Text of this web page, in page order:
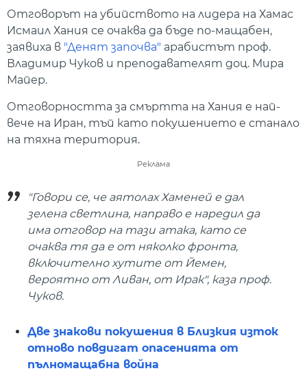
Отговорът на убийството на лидера на Хамас
Исмаил Хания се очаква да бъде по-мащабен,
заявиха в "Денят започва" арабистът проф.
Владимир Чуков и преподавателят доц. Мира
Майер.
Отговорността за смъртта на Хания е най-
вече на Иран, тъй като покушението е станало
на тяхна територия.
Реклама
"Говори се, че аятолах Хаменей е дал
зелена светлина, направо е наредил да
има отговор на тази атака, като се
очаква тя да е от няколко фронта,
включително хутите от Йемен,
вероятно от Ливан, от Ирак", каза проф.
Чуков.
Две знакови покушения в Близкия изток
отново повдигат опасенията от
пълномащабна война